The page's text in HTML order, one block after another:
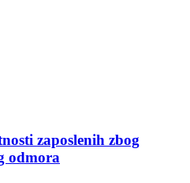
zaposlenih zbog
odmora